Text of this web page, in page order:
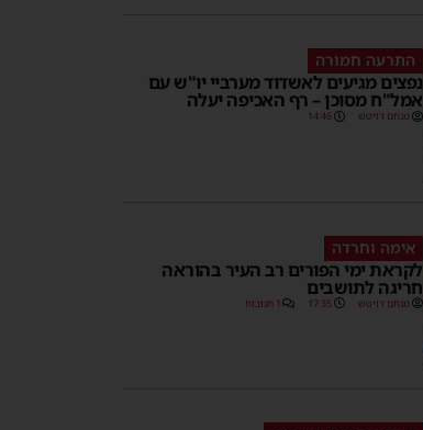
התרעה חמורה
נפצים מגיעים לאשדוד מערביי יו"ש עם
אמל"ח מסוכן – רף האכיפה יעלה
מנחם דויטש 14:46
אימה וחרדה
לקראת ימי הפורים רב העיר בהוראה
חריגה לתושבים
מנחם דויטש 17:35 1 תגובות